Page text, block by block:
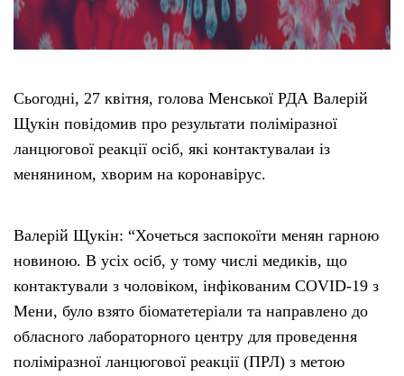
Сьогодні, 27 квітня, голова Менської РДА Валерій
Щукін повідомив про результати поліміразної
ланцюгової реакції осіб, які контактувалаи із
менянином, хворим на коронавірус.
Валерій Щукін: “Хочеться заспокоїти менян гарною
новиною. В усіх осіб, у тому числі медиків, що
контактували з чоловіком, інфікованим COVID-19 з
Мени, було взято біоматетеріали та направлено до
обласного лабораторного центру для проведення
поліміразної ланцюгової реакції (ПРЛ) з метою